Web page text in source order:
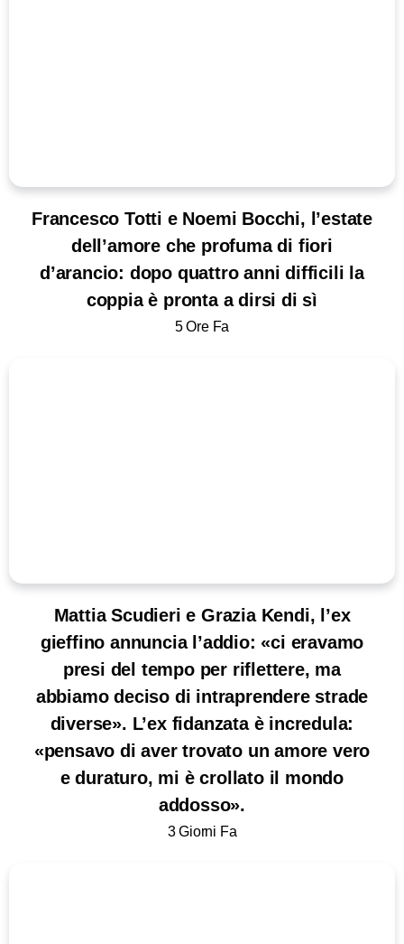
Francesco Totti e Noemi Bocchi, l’estate
dell’amore che profuma di fiori
d’arancio: dopo quattro anni difficili la
coppia è pronta a dirsi di sì
5 Ore Fa
Mattia Scudieri e Grazia Kendi, l’ex
gieffino annuncia l’addio: «ci eravamo
presi del tempo per riflettere, ma
abbiamo deciso di intraprendere strade
diverse». L’ex fidanzata è incredula:
«pensavo di aver trovato un amore vero
e duraturo, mi è crollato il mondo
addosso».
3 Giorni Fa